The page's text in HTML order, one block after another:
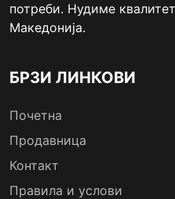
потреби. Нудиме
Македонија.
БРЗИ ЛИНКОВИ
Почетна
Продавница
Контакт
Правила и услови